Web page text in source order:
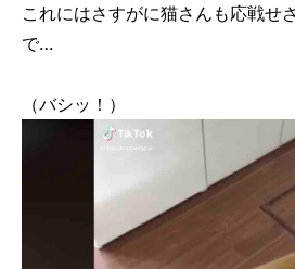
これにはさすがに猫さんも応戦せ
で…
（バシッ！）